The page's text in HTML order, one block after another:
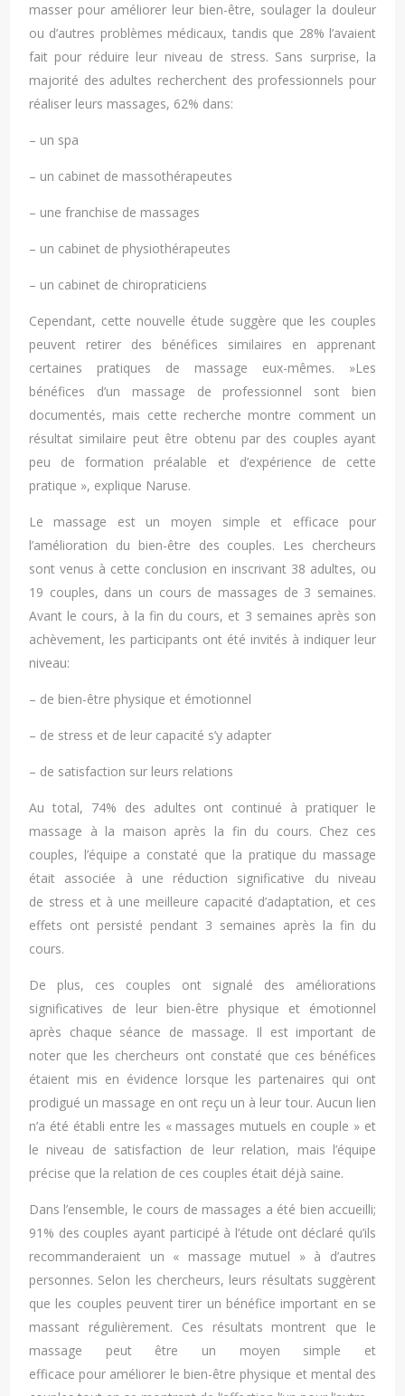
masser pour améliorer leur bien-être, soulager la douleur
ou d’autres problèmes médicaux, tandis que 28% l’avaient
fait pour réduire leur niveau de stress. Sans surprise, la
majorité des adultes recherchent des professionnels pour
réaliser leurs massages, 62% dans:
– un spa
– un cabinet de massothérapeutes
– une franchise de massages
– un cabinet de physiothérapeutes
– un cabinet de chiropraticiens
Cependant, cette nouvelle étude suggère que les couples
peuvent retirer des bénéfices similaires en apprenant
certaines pratiques de massage eux-mêmes. »Les
bénéfices d’un massage de professionnel sont bien
documentés, mais cette recherche montre comment un
résultat similaire peut être obtenu par des couples ayant
peu de formation préalable et d’expérience de cette
pratique », explique Naruse.
Le massage est un moyen simple et efficace pour
l’amélioration du bien-être des couples. Les chercheurs
sont venus à cette conclusion en inscrivant 38 adultes, ou
19 couples, dans un cours de massages de 3 semaines.
Avant le cours, à la fin du cours, et 3 semaines après son
achèvement, les participants ont été invités à indiquer leur
niveau:
– de bien-être physique et émotionnel
– de stress et de leur capacité s’y adapter
– de satisfaction sur leurs relations
Au total, 74% des adultes ont continué à pratiquer le
massage à la maison après la fin du cours. Chez ces
couples, l’équipe a constaté que la pratique du massage
était associée à une réduction significative du niveau
de stress et à une meilleure capacité d’adaptation, et ces
effets ont persisté pendant 3 semaines après la fin du
cours.
De plus, ces couples ont signalé des améliorations
significatives de leur bien-être physique et émotionnel
après chaque séance de massage. Il est important de
noter que les chercheurs ont constaté que ces bénéfices
étaient mis en évidence lorsque les partenaires qui ont
prodigué un massage en ont reçu un à leur tour. Aucun lien
n’a été établi entre les « massages mutuels en couple » et
le niveau de satisfaction de leur relation, mais l’équipe
précise que la relation de ces couples était déjà saine.
Dans l’ensemble, le cours de massages a été bien accueilli;
91% des couples ayant participé à l’étude ont déclaré qu’ils
recommanderaient un « massage mutuel » à d’autres
personnes. Selon les chercheurs, leurs résultats suggèrent
que les couples peuvent tirer un bénéfice important en se
massant régulièrement. Ces résultats montrent que le
massage peut être un moyen simple et
efficace pour améliorer le bien-être physique et mental des